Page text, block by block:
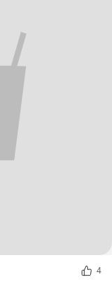
4